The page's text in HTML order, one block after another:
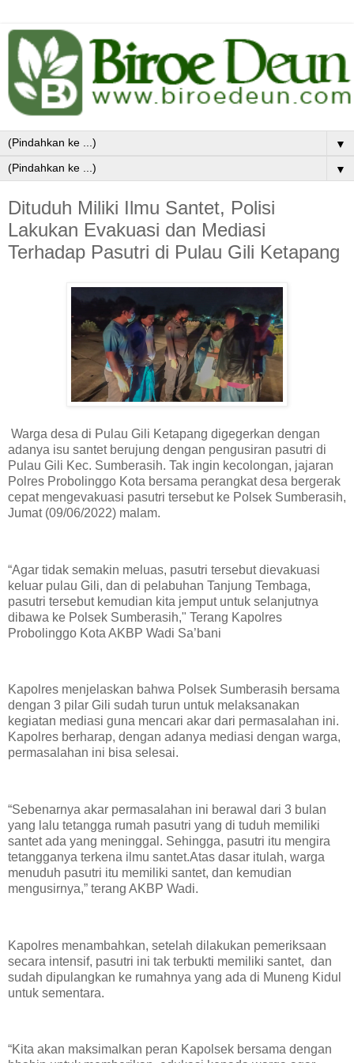
▼
▼
Dituduh Miliki Ilmu Santet, Polisi
Lakukan Evakuasi dan Mediasi
Terhadap Pasutri di Pulau Gili Ketapang
Warga desa di Pulau Gili Ketapang digegerkan dengan
adanya isu santet berujung dengan pengusiran pasutri di
Pulau Gili Kec. Sumberasih. Tak ingin kecolongan, jajaran
Polres Probolinggo Kota bersama perangkat desa bergerak
cepat mengevakuasi pasutri tersebut ke Polsek Sumberasih,
Jumat (09/06/2022) malam.
“Agar tidak semakin meluas, pasutri tersebut dievakuasi
keluar pulau Gili, dan di pelabuhan Tanjung Tembaga,
pasutri tersebut kemudian kita jemput untuk selanjutnya
dibawa ke Polsek Sumberasih," Terang Kapolres
Probolinggo Kota AKBP Wadi Sa’bani
Kapolres menjelaskan bahwa Polsek Sumberasih bersama
dengan 3 pilar Gili sudah turun untuk melaksanakan
kegiatan mediasi guna mencari akar dari permasalahan ini.
Kapolres berharap, dengan adanya mediasi dengan warga,
permasalahan ini bisa selesai.
“Sebenarnya akar permasalahan ini berawal dari 3 bulan
yang lalu tetangga rumah pasutri yang di tuduh memiliki
santet ada yang meninggal. Sehingga, pasutri itu mengira
tetangganya terkena ilmu santet.Atas dasar itulah, warga
menuduh pasutri itu memiliki santet, dan kemudian
mengusirnya,” terang AKBP Wadi.
Kapolres menambahkan, setelah dilakukan pemeriksaan
secara intensif, pasutri ini tak terbukti memiliki santet, dan
sudah dipulangkan ke rumahnya yang ada di Muneng Kidul
untuk sementara.
“Kita akan maksimalkan peran Kapolsek bersama dengan